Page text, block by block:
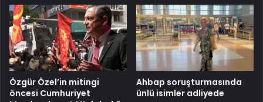
Özgür Özel’in mitingi
öncesi Cumhuriyet
Ahbap soruşturmasında
ünlü isimler adliyede